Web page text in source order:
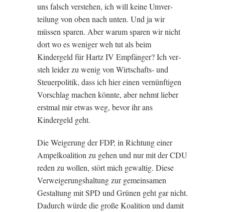
uns falsch ver­stehen, ich will keine Umver­
teilung von oben nach unten. Und ja wir
müssen spar­en. Aber war­um spar­en wir nicht
dort wo es weni­ger weh tut als beim
Kindergeld für HartzIV Empfänger? Ich ver­
steh leider zu wenig von Wirtschafts- und
Steuer­politik, dass ich hier ein­en ver­nün­fti­gen
Vorsch­lag machen kön­nte, aber nehmt lieber
erst­mal mir etwas weg, bevor ihr ans
Kindergeld geht.
Die Wei­ger­ung derFDP, in Rich­tung ein­er
Ampelko­ali­tion zu gehen und nur mit derCDU
reden zu wollen, stört mich gewaltig. Diese
Ver­wei­ger­ung­shal­tung zur gemein­samen
Gestal­tung mitSPD und Grün­en geht gar nicht.
Dadurch würde die große Koali­tion und dam­it